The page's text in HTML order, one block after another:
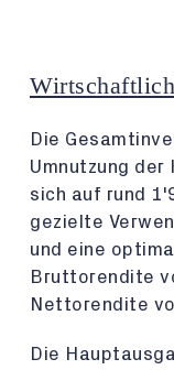
Die
Umnutzung der
sich auf rund
gezielte
und eine
Bruttorendite
Nettorendite
Die